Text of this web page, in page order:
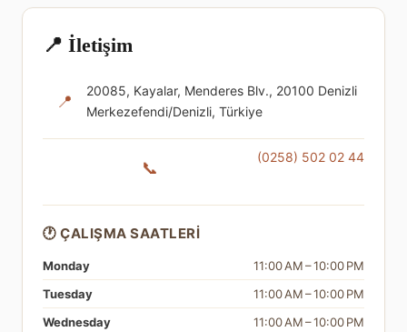
📍 İletişim
📍
20085, Kayalar, Menderes Blv., 20100 Denizli
Merkezefendi/Denizli, Türkiye
📞
(0258) 502 02 44
🕐 ÇALIŞMA SAATLERI
Monday
11:00 AM – 10:00 PM
Tuesday
11:00 AM – 10:00 PM
Wednesday
11:00 AM – 10:00 PM